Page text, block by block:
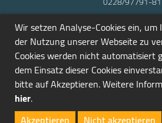
© 2001-2026
Wir setzen Analyse-Cookies ein,
der Nutzung unserer Webseite zu
Cookies werden nicht automatisiert
dem Einsatz dieser Cookies
bitte auf Akzeptieren. Weitere
hier.